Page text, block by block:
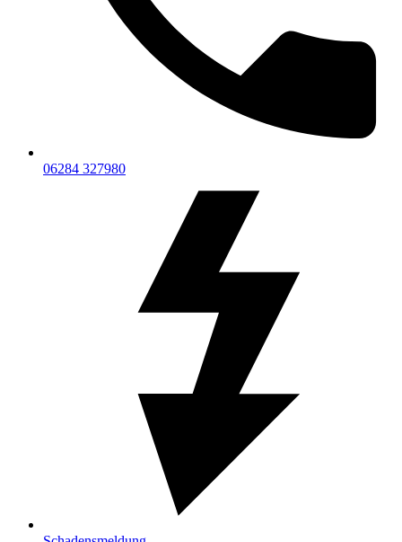
06284 327980